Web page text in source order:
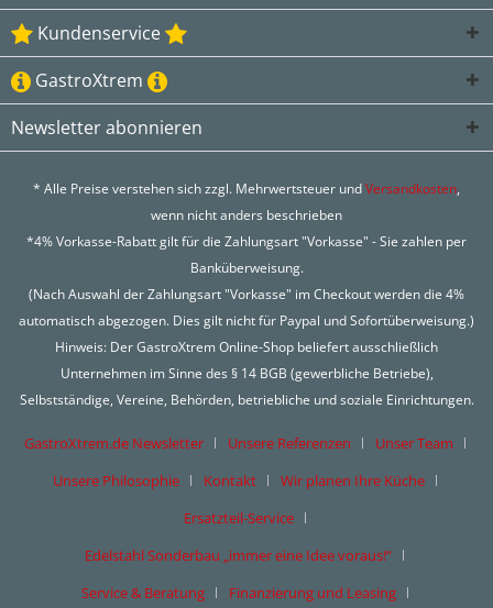
Kundenservice
GastroXtrem
Newsletter abonnieren
* Alle Preise verstehen sich zzgl. Mehrwertsteuer undVersandkosten,
wenn nicht anders beschrieben
*4% Vorkasse-Rabatt gilt für die Zahlungsart "Vorkasse" - Sie zahlen per
Banküberweisung.
(Nach Auswahl der Zahlungsart "Vorkasse" im Checkout werden die 4%
automatisch abgezogen. Dies gilt nicht für Paypal und Sofortüberweisung.)
Hinweis: Der GastroXtrem Online-Shop beliefert ausschließlich
Unternehmen im Sinne des § 14 BGB (gewerbliche Betriebe),
Selbstständige, Vereine, Behörden, betriebliche und soziale Einrichtungen.
GastroXtrem.de Newsletter Unsere Referenzen
Unser Team
Unsere Philosophie
Kontakt
Wir planen Ihre Küche
Ersatzteil-Service
Edelstahl Sonderbau „immer eine Idee voraus!“
Service & Beratung
Finanzierung und Leasing